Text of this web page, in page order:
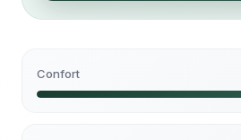
Confort